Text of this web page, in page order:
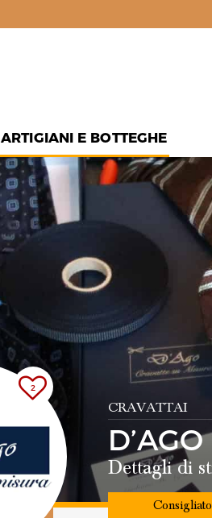
ARTIGIANI E BOTTEGHE
2
CRAVATTAI
D’AGO
Dettagli di